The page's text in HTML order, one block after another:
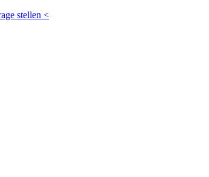
stellen <